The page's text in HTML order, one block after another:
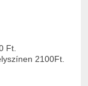
Ft.
2100Ft.